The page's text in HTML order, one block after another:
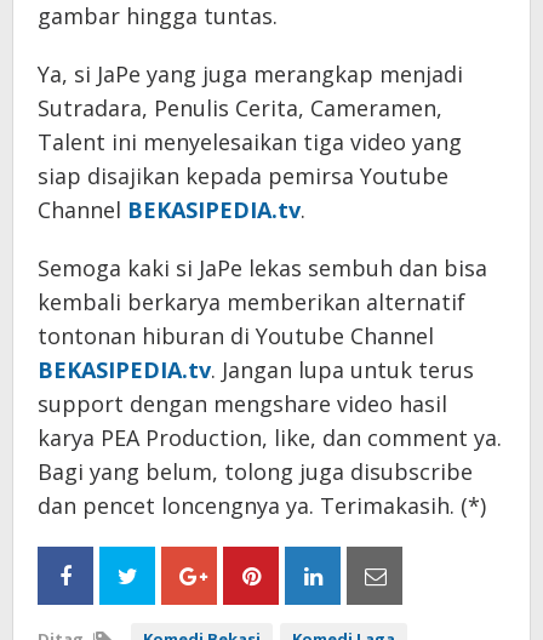
gambar hingga tuntas.
Ya, si JaPe yang juga merangkap menjadi
Sutradara, Penulis Cerita, Cameramen,
Talent ini menyelesaikan tiga video yang
siap disajikan kepada pemirsa Youtube
Channel BEKASIPEDIA.tv.
Semoga kaki si JaPe lekas sembuh dan bisa
kembali berkarya memberikan alternatif
tontonan hiburan di Youtube Channel
BEKASIPEDIA.tv. Jangan lupa untuk terus
support dengan mengshare video hasil
karya PEA Production, like, dan comment ya.
Bagi yang belum, tolong juga disubscribe
dan pencet loncengnya ya. Terimakasih. (*)